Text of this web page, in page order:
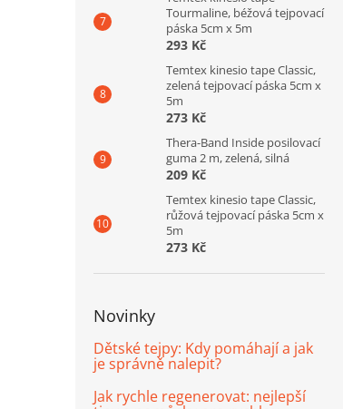
Tourmaline, béžová tejpovací
páska 5cm x 5m
293 Kč
Temtex kinesio tape Classic,
zelená tejpovací páska 5cm x
5m
273 Kč
Thera-Band Inside posilovací
guma 2 m, zelená, silná
209 Kč
Temtex kinesio tape Classic,
růžová tejpovací páska 5cm x
5m
273 Kč
Novinky
Dětské tejpy: Kdy pomáhají a jak
je správně nalepit?
Jak rychle regenerovat: nejlepší